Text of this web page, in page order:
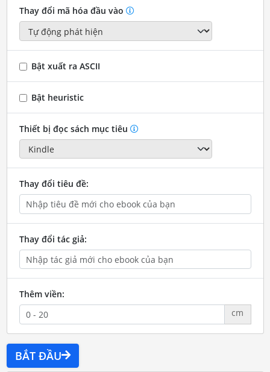
Thay đổi mã hóa đầu vào
Bật xuất ra ASCII
Bật heuristic
Thiết bị đọc sách mục tiêu
Thay đổi tiêu đề:
Thay đổi tác giả:
Thêm viền:
cm
BẮT ĐẦU